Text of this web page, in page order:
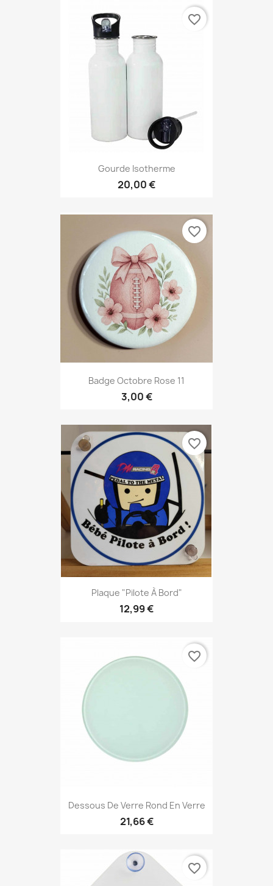
Gourde Isotherme
20,00 €
favorite_border
Badge Octobre Rose 11
3,00 €
favorite_border
Plaque "Pilote À Bord"
12,99 €
favorite_border
Dessous De Verre Rond En Verre
21,66 €
favorite_border
favorite_border